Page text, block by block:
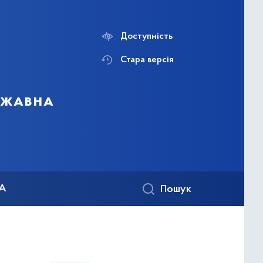
Доступність
Стара версія
Пошук